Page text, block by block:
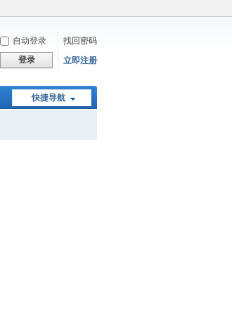
自动登录
找回密码
登录 立即注册
快捷导航